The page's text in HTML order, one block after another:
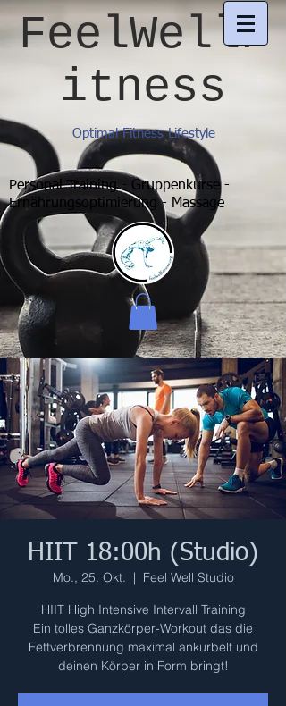
Optimal Fitness Lifestyle
FeelWellF
itness
Personal Training - Gruppenkurse -
Ernährungsoptimierung - Massage
HIIT 18:00h (Studio)
Mo., 25. Okt.
  |
Feel Well Studio
HIIT High Intensive Intervall Training
Ein tolles Ganzkörper-Workout das die
Fettverbrennung maximal ankurbelt und
deinen Körper in Form bringt!